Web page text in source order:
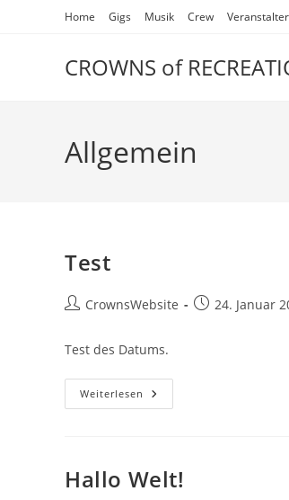
Home Gigs Musik Crew
CROWNS of
Allgemein
Test
Beitrags-
CrownsWebsite
Beitrag24. Januar
Test des Datums.
Weiterlesen Test
Hallo Welt!